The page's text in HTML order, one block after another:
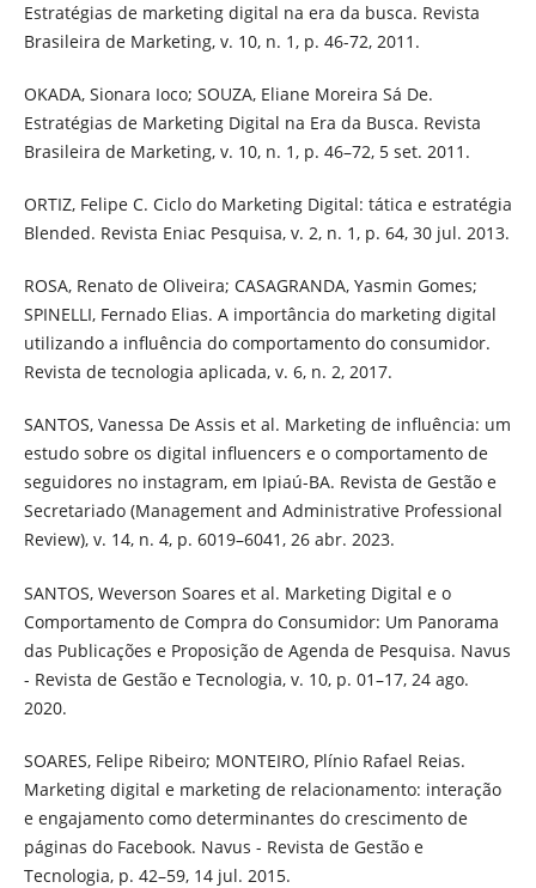
Estratégias de marketing digital na era da busca. Revista
Brasileira de Marketing, v. 10, n. 1, p. 46-72, 2011.
OKADA, Sionara Ioco; SOUZA, Eliane Moreira Sá De.
Estratégias de Marketing Digital na Era da Busca. Revista
Brasileira de Marketing, v. 10, n. 1, p. 46–72, 5 set. 2011.
ORTIZ, Felipe C. Ciclo do Marketing Digital: tática e estratégia
Blended. Revista Eniac Pesquisa, v. 2, n. 1, p. 64, 30 jul. 2013.
ROSA, Renato de Oliveira; CASAGRANDA, Yasmin Gomes;
SPINELLI, Fernado Elias. A importância do marketing digital
utilizando a influência do comportamento do consumidor.
Revista de tecnologia aplicada, v. 6, n. 2, 2017.
SANTOS, Vanessa De Assis et al. Marketing de influência: um
estudo sobre os digital influencers e o comportamento de
seguidores no instagram, em Ipiaú-BA. Revista de Gestão e
Secretariado (Management and Administrative Professional
Review), v. 14, n. 4, p. 6019–6041, 26 abr. 2023.
SANTOS, Weverson Soares et al. Marketing Digital e o
Comportamento de Compra do Consumidor: Um Panorama
das Publicações e Proposição de Agenda de Pesquisa. Navus
- Revista de Gestão e Tecnologia, v. 10, p. 01–17, 24 ago.
2020.
SOARES, Felipe Ribeiro; MONTEIRO, Plínio Rafael Reias.
Marketing digital e marketing de relacionamento: interação
e engajamento como determinantes do crescimento de
páginas do Facebook. Navus - Revista de Gestão e
Tecnologia, p. 42–59, 14 jul. 2015.